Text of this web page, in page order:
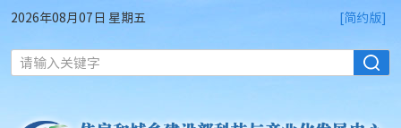
2026年08月07日 星期五 [简约版]
请输入关键字